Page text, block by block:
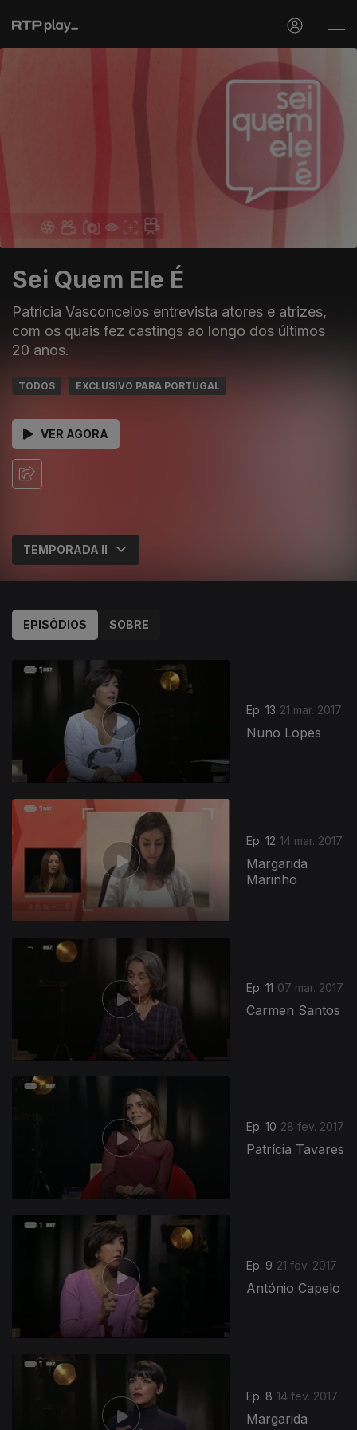
Sei Quem Ele É
Patrícia Vasconcelos entrevista atores e atrizes,
com os quais fez castings ao longo dos últimos
20 anos.
TODOS EXCLUSIVO PARA PORTUGAL
VER AGORA
EPISÓDIOS SOBRE
Ep. 13 21 mar. 2017
Nuno Lopes
Ep. 12 14 mar. 2017
Margarida
Marinho
Ep. 11 07 mar. 2017
Carmen Santos
Ep. 10 28 fev. 2017
Patrícia Tavares
Ep. 9 21 fev. 2017
António Capelo
Ep. 8 14 fev. 2017
Margarida